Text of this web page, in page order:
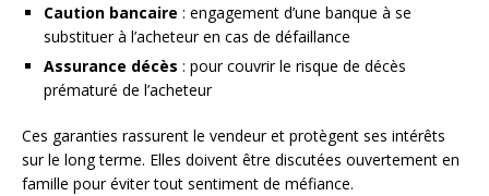
Caution bancaire : engagement d’une banque à se
substituer à l’acheteur en cas de défaillance
Assurance décès : pour couvrir le risque de décès
prématuré de l’acheteur
Ces garanties rassurent le vendeur et protègent ses intérêts
sur le long terme. Elles doivent être discutées ouvertement en
famille pour éviter tout sentiment de méfiance.